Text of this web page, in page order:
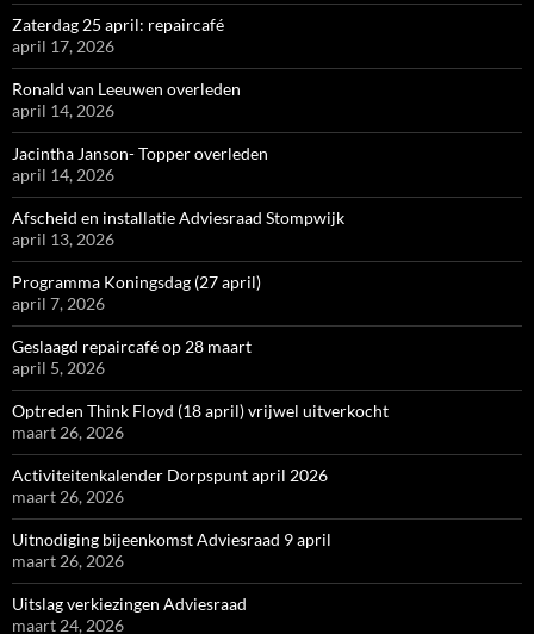
Zaterdag 25 april: repaircafé
april 17, 2026
Ronald van Leeuwen overleden
april 14, 2026
Jacintha Janson- Topper overleden
april 14, 2026
Afscheid en installatie Adviesraad Stompwijk
april 13, 2026
Programma Koningsdag (27 april)
april 7, 2026
Geslaagd repaircafé op 28 maart
april 5, 2026
Optreden Think Floyd (18 april) vrijwel uitverkocht
maart 26, 2026
Activiteitenkalender Dorpspunt april 2026
maart 26, 2026
Uitnodiging bijeenkomst Adviesraad 9 april
maart 26, 2026
Uitslag verkiezingen Adviesraad
maart 24, 2026